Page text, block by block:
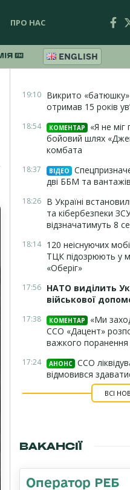
ПРО НАС
ENGLISH
19:10 Викрито
отримав 15 років
18:54 КОМЕНТАР
«Я не міг
бойовий шлях
комбата
18:37 ВІДЕО
дві ББМ та
18:26 В Україні
та кібербезпеки
відзначатимуть 8
18:14 120 неіснуючих
ТЦК підозрюють у
«Оберіг»
17:56 НАТО виділить
військової
17:38 КОМЕНТАР
«Ми
ССО «Дацент»
важкого поранення
17:24 АНОНС ССО
відмовився
ВСІ
ВАКАНСІЇ
Оператор РЕБ